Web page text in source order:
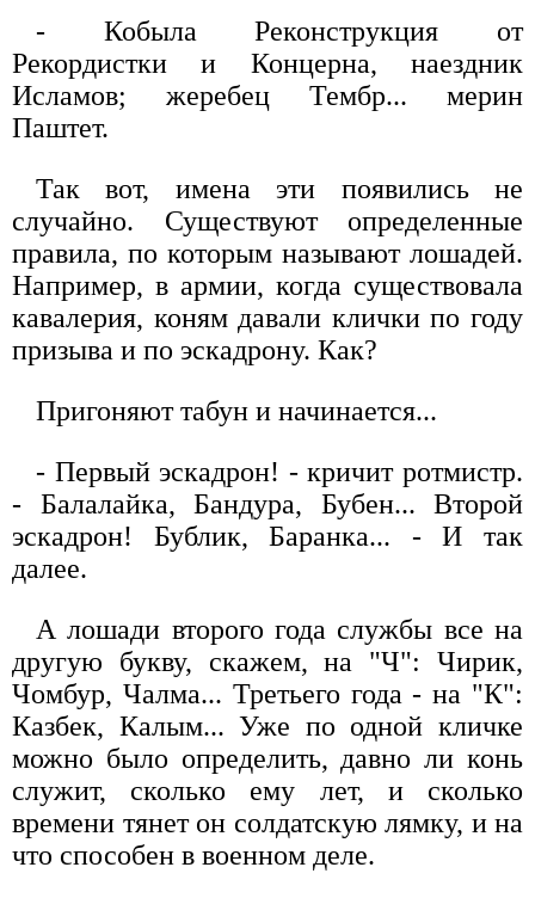
- Кобыла Реконструкция от
Рекордистки и Концерна, наездник
Исламов; жеребец Тембр... мерин
Паштет.
Так вот, имена эти появились не
случайно. Существуют определенные
правила, по которым называют лошадей.
Например, в армии, когда существовала
кавалерия, коням давали клички по году
призыва и по эскадрону. Как?
Пригоняют табун и начинается...
- Первый эскадрон! - кричит ротмистр.
- Балалайка, Бандура, Бубен... Второй
эскадрон! Бублик, Баранка... - И так
далее.
А лошади второго года службы все на
другую букву, скажем, на "Ч": Чирик,
Чомбур, Чалма... Третьего года - на "К":
Казбек, Калым... Уже по одной кличке
можно было определить, давно ли конь
служит, сколько ему лет, и сколько
времени тянет он солдатскую лямку, и на
что способен в военном деле.